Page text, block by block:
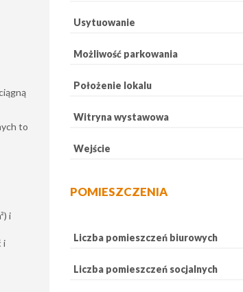
to
i
i
Usytuowanie
Możliwość parkowania
Położenie lokalu
Witryna wystawowa
Wejście
POMIESZCZENIA
Liczba pomieszczeń biurowych
Liczba pomieszczeń socjalnych